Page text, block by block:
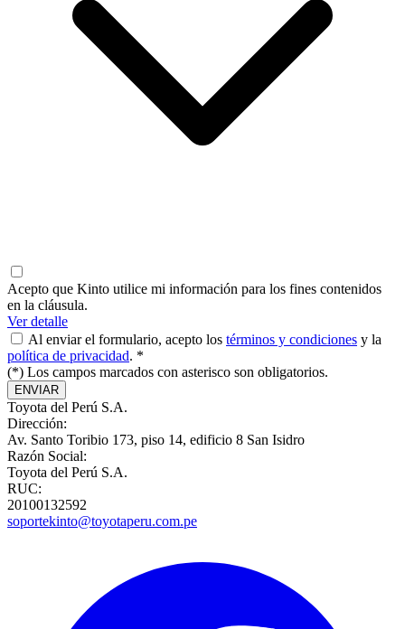
Acepto que Kinto utilice mi información para los fines contenidos
en la cláusula.
Ver detalle
Al enviar el formulario, acepto los términos y condiciones y la
política de privacidad. *
(*) Los campos marcados con asterisco son obligatorios.
ENVIAR
Toyota del Perú S.A.
Dirección:
Av. Santo Toribio 173, piso 14, edificio 8 San Isidro
Razón Social:
Toyota del Perú S.A.
RUC:
20100132592
soportekinto@toyotaperu.com.pe